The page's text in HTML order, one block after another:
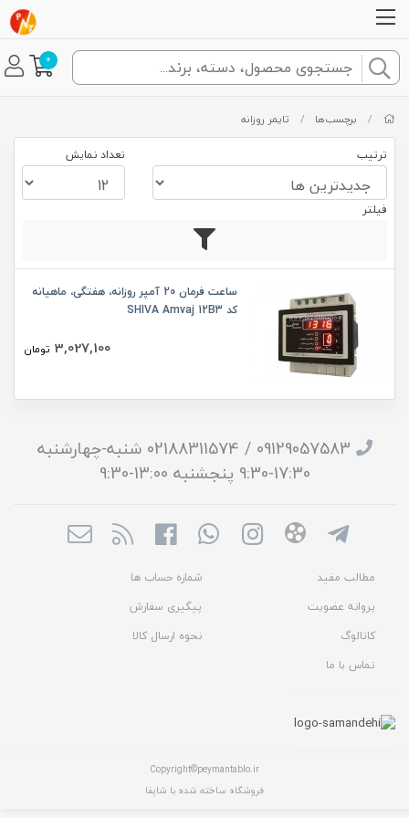
0
/ برچسب‌ها / تایمر روزانه
ترتیب تعداد نمایش
فیلتر
ساعت فرمان 20 آمپر روزانه، هفتگی، ماهیانه
کد SHIVA Amvaj 12B3
3,027,100 تومان
09129057583 / 02188311574 شنبه-چهارشنبه
17:30-9:30 پنجشنبه 13:00-9:30
مطالب مفید
شماره حساب ها
پروانه عضویت
پیگیری سفارش
کاتالوگ
نحوه ارسال کالا
تماس با ما
Copyright©peymantablo.ir
فروشگاه ساخته شده با شاپفا